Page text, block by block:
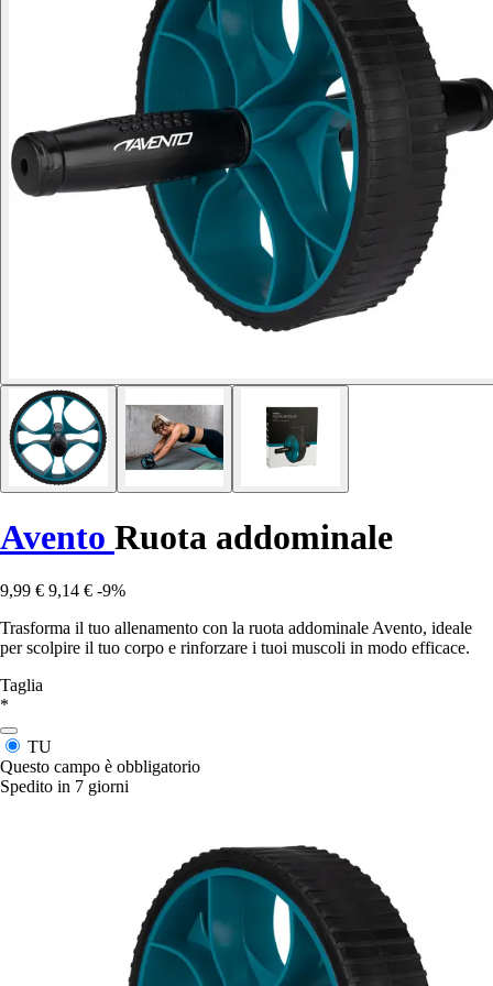
Avento Ruota addominale
9,99 € 9,14 € -9%
Trasforma il tuo allenamento con la ruota addominale Avento, ideale
per scolpire il tuo corpo e rinforzare i tuoi muscoli in modo efficace.
Taglia
*
TU
Questo campo è obbligatorio
Spedito in 7 giorni